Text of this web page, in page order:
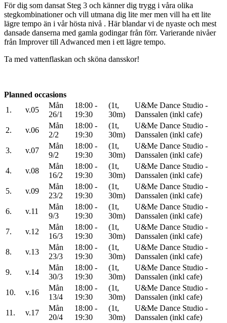
För dig som dansat Steg 3 och känner dig trygg i våra olika
stegkombinationer och vill utmana dig lite mer men vill ha ett lite
lägre tempo än i vår hösta nivå . Här blandar vi de nyaste och mest
dansade danserna med gamla godingar från förr. Varierande nivåer
från Improver till Adwanced men i ett lägre tempo.
Ta med vattenflaskan och sköna dansskor!
Planned occasions
1.
v.05
Mån
26/1
18:00 -
19:30
(1t,
30m)
U&Me Dance Studio -
Danssalen (inkl cafe)
2.
v.06
Mån
2/2
18:00 -
19:30
(1t,
30m)
U&Me Dance Studio -
Danssalen (inkl cafe)
3.
v.07
Mån
9/2
18:00 -
19:30
(1t,
30m)
U&Me Dance Studio -
Danssalen (inkl cafe)
4.
v.08
Mån
16/2
18:00 -
19:30
(1t,
30m)
U&Me Dance Studio -
Danssalen (inkl cafe)
5.
v.09
Mån
23/2
18:00 -
19:30
(1t,
30m)
U&Me Dance Studio -
Danssalen (inkl cafe)
6.
v.11
Mån
9/3
18:00 -
19:30
(1t,
30m)
U&Me Dance Studio -
Danssalen (inkl cafe)
7.
v.12
Mån
16/3
18:00 -
19:30
(1t,
30m)
U&Me Dance Studio -
Danssalen (inkl cafe)
8.
v.13
Mån
23/3
18:00 -
19:30
(1t,
30m)
U&Me Dance Studio -
Danssalen (inkl cafe)
9.
v.14
Mån
30/3
18:00 -
19:30
(1t,
30m)
U&Me Dance Studio -
Danssalen (inkl cafe)
10.
v.16
Mån
13/4
18:00 -
19:30
(1t,
30m)
U&Me Dance Studio -
Danssalen (inkl cafe)
11.
v.17
Mån
20/4
18:00 -
19:30
(1t,
30m)
U&Me Dance Studio -
Danssalen (inkl cafe)